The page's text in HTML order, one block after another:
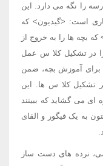
را نگه می دارد. این
است: <گیدیون> که
که بچه ها را به خروج از
در تشکیل کلا س عمل
برای آموزش بچه، ضمن
تشکیل کلا س ها. این
ای می گشاید که ببینند
به یک فیگور و القای
نرده های دست ساز